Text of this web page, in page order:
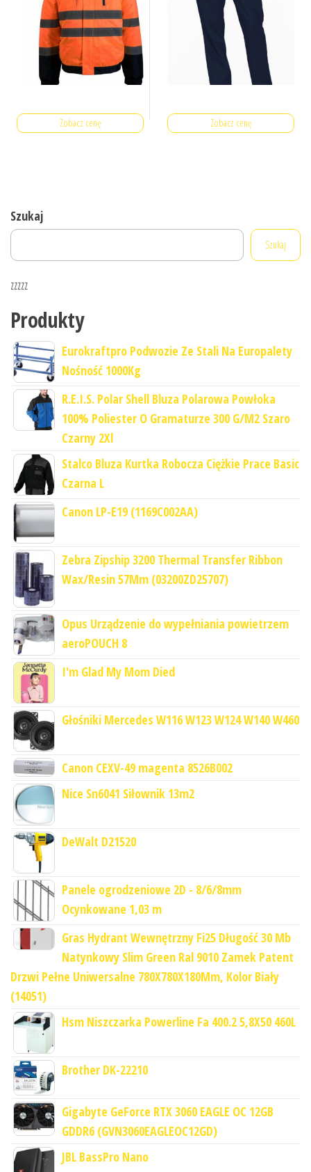
Zobacz cenę Zobacz cenę
Szukaj
Szukaj
zzzzz
Produkty
Eurokraftpro Podwozie Ze Stali Na Europalety
Nośność 1000Kg
R.E.I.S. Polar Shell Bluza Polarowa Powłoka
100% Poliester O Gramaturze 300 G/M2 Szaro
Czarny 2Xl
Stalco Bluza Kurtka Robocza Ciężkie Prace Basic
Czarna L
Canon LP-E19 (1169C002AA)
Zebra Zipship 3200 Thermal Transfer Ribbon
Wax/Resin 57Mm (03200ZD25707)
Opus Urządzenie do wypełniania powietrzem
aeroPOUCH 8
I'm Glad My Mom Died
Głośniki Mercedes W116 W123 W124 W140 W460
Canon CEXV-49 magenta 8526B002
Nice Sn6041 Siłownik 13m2
DeWalt D21520
Panele ogrodzeniowe 2D - 8/6/8mm
Ocynkowane 1,03 m
Gras Hydrant Wewnętrzny Fi25 Długość 30 Mb
Natynkowy Slim Green Ral 9010 Zamek Patent
Drzwi Pełne Uniwersalne 780X780X180Mm, Kolor Biały
(14051)
Hsm Niszczarka Powerline Fa 400.2 5,8X50 460L
Brother DK-22210
Gigabyte GeForce RTX 3060 EAGLE OC 12GB
GDDR6 (GVN3060EAGLEOC12GD)
JBL BassPro Nano